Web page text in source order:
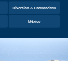
Diversión & Camaradería
México